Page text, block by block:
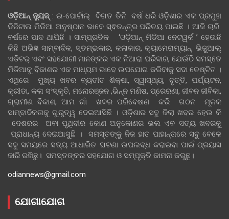
ଓଡ଼ିଆନ୍‍ ନ୍ୟୁଜ୍‍: ଇ-ପୋର୍ଟାଲ୍ ବିଗତ ତିନି ବର୍ଷ ଧରି ଓଡ଼ିଶାର ଏକ ପ୍ରମୁଖ
ଡିଜିଟାଲ ମିଡିଆ ଅନୁଷ୍ଠାନ ଭାବେ ସ୍ଵତନ୍ତ୍ର ପରିଚୟ ପାଇଛି । ଆଜି ଚାରି
ବର୍ଷରେ ପାଦ ଥାପିଛି । ସାମ୍ପ୍ରତିକ ‘ଓଡ଼ିଆନ୍‍ ମିଡିଆ ନେଟୱର୍କ ’ ହେଉଛି
କିଛି ଅଭିଜ୍ଞ ସାମ୍ବାଦିକ, ସ୍ତମ୍ଭକାର, କଳାକାର, କ୍ୟାମେରାମ୍ୟାନ୍, ଭିଜୁଆଲ୍
ଏଡିଟର୍ ଏବଂ ସହଯୋଗୀ ମାନଙ୍କର ଏକ ନିଆରା ପରିବାର, ଯେଉଁଠି ସମସ୍ତେ
ମିଡିଆକୁ ବିକାଶର ଏକ ମାଧ୍ୟମ ଭାବେ ଉପଯୋଗ କରିବାକୁ ସଦା ଚେଷ୍ଟିତ ।
ଏଥିରେ ମୁଖ୍ୟ ଖବର ବ୍ୟତୀତ ଶିକ୍ଷା, ସ୍ୱାସ୍ଥ୍ୟ, ବୃତ୍ତି, ପର୍ଯ୍ୟଟନ,
କ୍ରୀଡା, କଳା ସଂସ୍କୃତି, ମନୋରଞ୍ଜନ ,ଭିନ୍ନ ମଣିଷ, ପ୍ରେରଣା, ଜୀବନ ଜୀବିକା,
ଗ୍ରାମୀଣ ବିକାଶ, ଆମ ଗାଁ ଖବର ପରିବେଷଣ କରି ଗଠନ ମୂଳକ
ସାମ୍ବାଦିକତାକୁ ଗୁରୁତ୍ୱ ଦେଇଆସିଛି । ଓଡ଼ିଶାର ସବୁ ଜିଲା ଖବର ହେଉ କି
ଦେଶରର ଅବା ପୃଥିବୀର କୋଣ ଅନୁକୋଣର ଭଲ ଏବ ସତ୍ୟ ଖବରକୁ
ପ୍ରାଧାନ୍ୟ ଦେଇଆସୁଛି । ସମସ୍ତଙ୍କୁ ନିଜ ହାତ ପାହାନ୍ତାରେ ସବୁ ବେଳେ
ସବୁ ସମୟରେ ସତ୍ୟ ଆଧାରିତ ଘଟଣା ଉପଲବ୍ଧ କରାଇବା ପାଇଁ ପ୍ରୟାସ
ଜାରି ରଖିଛୁ। ସମସ୍ତଙ୍କର ସହଯୋଗ ଓ ସମ୍ପୃକ୍ତି କାମନା କରୁଛୁ।
odiannews@gmail.com
ଯୋଗାଯୋଗ